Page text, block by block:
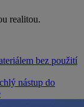
realitou.
bez použití
nástup do